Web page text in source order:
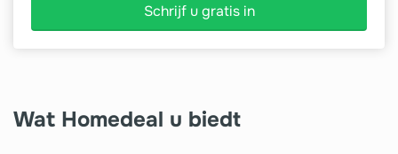
Schrijf u gratis in
Wat Homedeal u biedt